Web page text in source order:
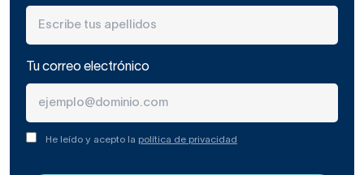
Tu correo electrónico
He leído y acepto la política de privacidad